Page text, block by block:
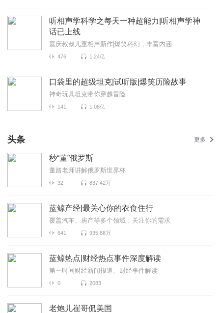
听相声学科学之每天一种超能力|听相声学神
话已上线
嘉庆叔叔儿童相声新作|爆笑科幻，丰富内涵
476 1.24亿
口袋里的超级坦克|试听版|爆笑历险故事
神奇玩具坦克带你穿越冒险
141 1.08亿
头条 更多
秒“董”俄罗斯
董路老师讲解俄罗斯世界杯
32 837.42万
蓝鲸产经|最关心你的衣食住行
覆盖汽车、房产等多个领域，关注你的需求
641 935.88万
蓝鲸热点|财经热点事件深度解读
第一时间财经新闻报道、财经事件解读
0 2083
老炮儿崔哥侃美国